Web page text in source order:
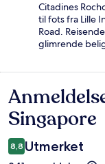
Citadines
til fots fra Lille
Road.
glimrende
Singapore
8,8 Utmerket